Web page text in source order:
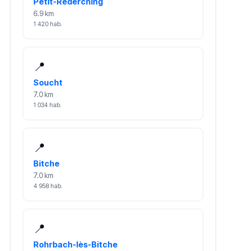
6.9 km
1 420 hab.
📍
Soucht
7.0 km
1 034 hab.
📍
Bitche
7.0 km
4 958 hab.
📍
Rohrbach-lès-Bitche